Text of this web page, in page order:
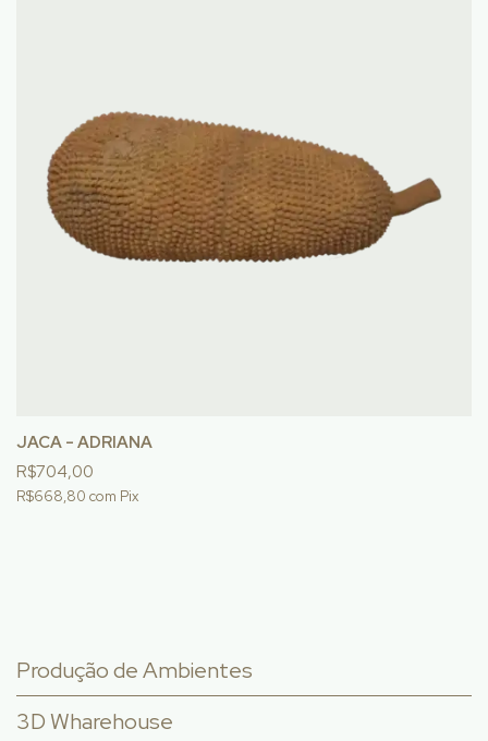
JACA - ADRIANA
R$704,00
R$668,80 com Pix
Produção de Ambientes
3D Wharehouse